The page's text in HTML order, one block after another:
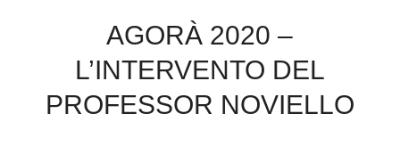
AGORÀ 2020 –
L’INTERVENTO DEL
PROFESSOR NOVIELLO